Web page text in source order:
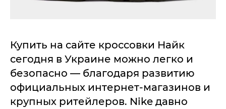
Купить на сайте кроссовки Найк
сегодня в Украине можно легко и
безопасно — благодаря развитию
официальных интернет-магазинов и
крупных ритейлеров. Nike давно